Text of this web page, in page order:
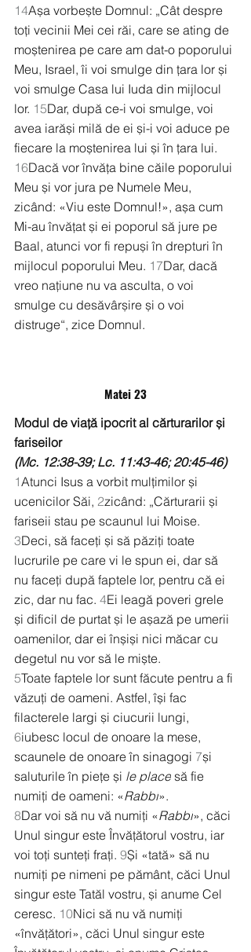
14Așa vorbește Domnul: „Cât despre
toți vecinii Mei cei răi, care se ating de
moștenirea pe care am dat-o poporului
Meu, Israel, îi voi smulge din țara lor și
voi smulge Casa lui Iuda din mijlocul
lor. 15Dar, după ce-i voi smulge, voi
avea iarăși milă de ei și-i voi aduce pe
fiecare la moștenirea lui și în țara lui.
16Dacă vor învăța bine căile poporului
Meu și vor jura pe Numele Meu,
zicând: «Viu este Domnul!», așa cum
Mi-au învățat și ei poporul să jure pe
Baal, atunci vor fi repuși în drepturi în
mijlocul poporului Meu. 17Dar, dacă
vreo națiune nu va asculta, o voi
smulge cu desăvârșire și o voi
distruge“, zice Domnul.
Matei 23
Modul de viață ipocrit al cărturarilor și
fariseilor
(Mc. 12:38-39; Lc. 11:43-46; 20:45-46)
1Atunci Isus a vorbit mulțimilor și
ucenicilor Săi, 2zicând: „Cărturarii și
fariseii stau pe scaunul lui Moise.
3Deci, să faceți și să păziți toate
lucrurile pe care vi le spun ei, dar să
nu faceți după faptele lor, pentru că ei
zic, dar nu fac. 4Ei leagă poveri grele
și dificil de purtat și le așază pe umerii
oamenilor, dar ei înșiși nici măcar cu
degetul nu vor să le miște.
5Toate faptele lor sunt făcute pentru a fi
văzuți de oameni. Astfel, își fac
filacterele largi și ciucurii lungi,
6iubesc locul de onoare la mese,
scaunele de onoare în sinagogi 7și
saluturile în piețe și le place să fie
numiți de oameni: «Rabbi».
8Dar voi să nu vă numiți «Rabbi», căci
Unul singur este Învățătorul vostru, iar
voi toți sunteți frați. 9Și «tată» să nu
numiți pe nimeni pe pământ, căci Unul
singur este Tatăl vostru, și anume Cel
ceresc. 10Nici să nu vă numiți
«învățători», căci Unul singur este